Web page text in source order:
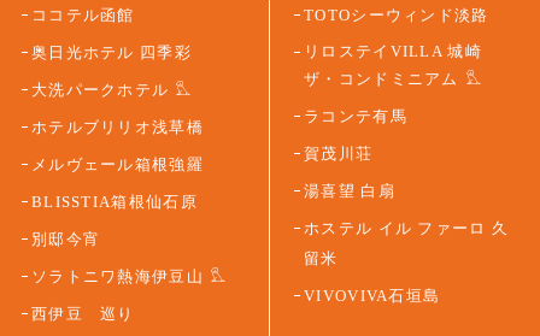
ココテル函館
奥日光ホテル 四季彩
大洗パークホテル
ホテルブリリオ浅草橋
メルヴェール箱根強羅
BLISSTIA箱根仙石原
別邸今宵
ソラトニワ熱海伊豆山
西伊豆 巡り
TOTOシーウィンド淡路
リロステイVILLA 城崎
ザ・コンドミニアム
ラコンテ有馬
賀茂川荘
湯喜望 白扇
ホステル イル ファーロ 久
留米
VIVOVIVA石垣島